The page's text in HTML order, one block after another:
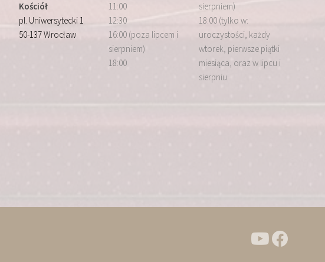
Kościół
pl. Uniwersytecki 1
50-137 Wrocław
11:00
12:30
16:00 (poza lipcem i
sierpniem)
18:00
sierpniem)
18:00 (tylko w:
uroczystości, każdy
wtorek, pierwsze piątki
miesiąca, oraz w lipcu i
sierpniu